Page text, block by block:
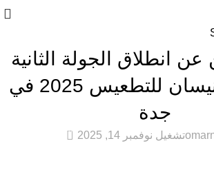
انطلاق الجولة الثانية
من بطولة نيسان للتطعيس 2025 في
جدة
تشغيل نوفمبر 14, 2025 0